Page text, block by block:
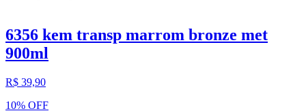
6356 kem transp marrom bronze met
900ml
R$ 39,90
10% OFF